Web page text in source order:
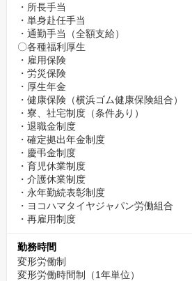
・所長手当
・単身赴任手当
・通勤手当（全額支給）
〇各種福利厚生
・雇用保険
・労災保険
・厚生年金
・健康保険（横浜ゴム健康保険組合）
・寮、社宅制度（条件あり）
・退職金制度
・確定拠出年金制度
・慶弔金制度
・育児休業制度
・介護休業制度
・永年勤続表彰制度
・ヨコハマタイヤジャパン労働組合
・再雇用制度
勤務時間
変形労働制
変形労働時間制（1年単位）